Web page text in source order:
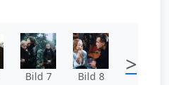
Bild 7 Bild 8 >